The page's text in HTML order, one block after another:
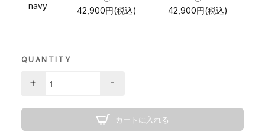
navy 42,900円(税込) 42,900円(税込)
QUANTITY
+ -
カートに入れる